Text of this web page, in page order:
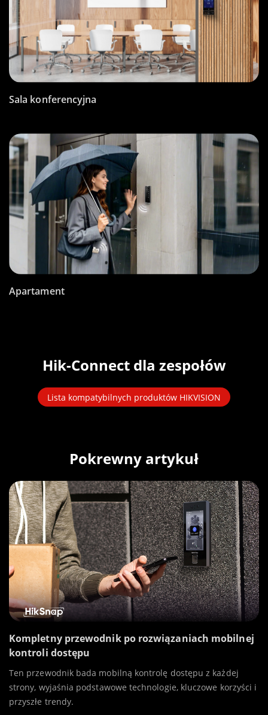
Sala konferencyjna
Apartament
Hik-Connect dla zespołów
Lista kompatybilnych produktów HIKVISION
Pokrewny artykuł
Kompletny przewodnik po rozwiązaniach mobilnej
kontroli dostępu
Ten przewodnik bada mobilną kontrolę dostępu z każdej
strony, wyjaśnia podstawowe technologie, kluczowe korzyści i
przyszłe trendy.